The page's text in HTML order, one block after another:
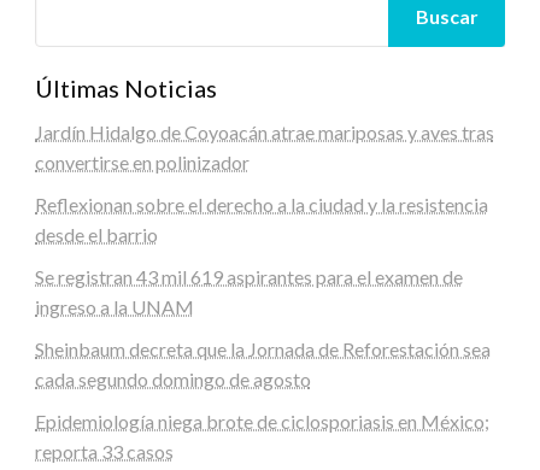
Buscar
Últimas Noticias
Jardín Hidalgo de Coyoacán atrae mariposas y aves tras
convertirse en polinizador
Reflexionan sobre el derecho a la ciudad y la resistencia
desde el barrio
Se registran 43 mil 619 aspirantes para el examen de
ingreso a la UNAM
Sheinbaum decreta que la Jornada de Reforestación sea
cada segundo domingo de agosto
Epidemiología niega brote de ciclosporiasis en México;
reporta 33 casos